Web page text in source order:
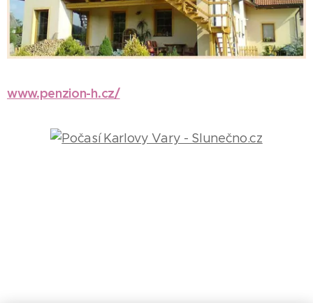
www.penzion-h.cz/